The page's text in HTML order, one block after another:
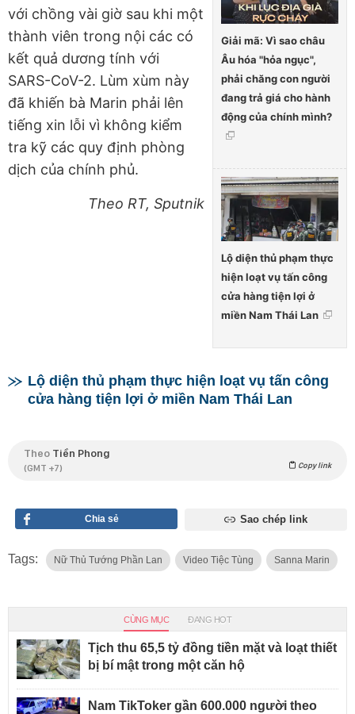
Giải mã: Vì sao châu
Âu hóa "hỏa ngục",
phải chăng con người
đang trả giá cho hành
động của chính mình?
Lộ diện thủ phạm thực
hiện loạt vụ tấn công
cửa hàng tiện lợi ở
miền Nam Thái Lan
với chồng vài giờ sau khi một
thành viên trong nội các có
kết quả dương tính với
SARS-CoV-2. Lùm xùm này
đã khiến bà Marin phải lên
tiếng xin lỗi vì không kiểm
tra kỹ các quy định phòng
dịch của chính phủ.
Theo RT, Sputnik
Lộ diện thủ phạm thực hiện loạt vụ tấn công
cửa hàng tiện lợi ở miền Nam Thái Lan
Theo Tiền Phong
(GMT +7) Copy link
Chia sẻ Sao chép link
Tags: Nữ Thủ Tướng Phần Lan Video Tiệc Tùng Sanna Marin
CÙNG MỤC ĐANG HOT
Tịch thu 65,5 tỷ đồng tiền mặt và loạt thiết
bị bí mật trong một căn hộ
Nam TikToker gần 600.000 người theo